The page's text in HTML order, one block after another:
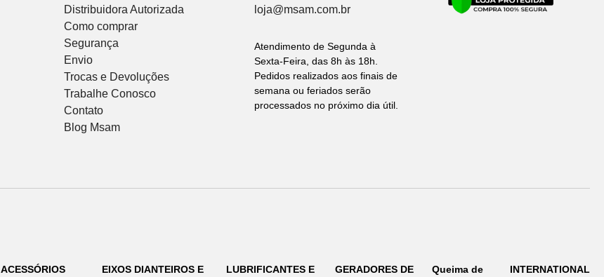
Distribuidora Autorizada
Como comprar
Segurança
Envio
Trocas e Devoluções
Trabalhe Conosco
Contato
Blog Msam
loja@msam.com.br
Atendimento de Segunda à
Sexta-Feira, das 8h às 18h.
Pedidos realizados aos finais de
semana ou feriados serão
processados no próximo dia útil.
ACESSÓRIOS
EIXOS DIANTEIROS E
LUBRIFICANTES E
GERADORES DE
Queima de
INTERNATIONAL